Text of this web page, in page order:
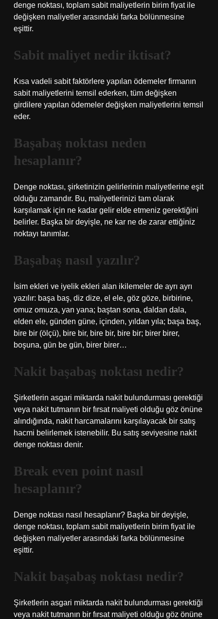
denge noktası, toplam sabit maliyetlerin birim fiyat ile
değişken maliyetler arasındaki farka bölünmesine
eşittir.
Sabit maliyet nedir iktisat?
Kısa vadeli sabit faktörlere yapılan ödemeler firmanın
sabit maliyetlerini temsil ederken, tüm değişken
girdilere yapılan ödemeler değişken maliyetlerini temsil
eder.
Başabaş noktası neden
hesaplanır?
Denge noktası, şirketinizin gelirlerinin maliyetlerine eşit
olduğu zamandır. Bu, maliyetlerinizi tam olarak
karşılamak için ne kadar gelir elde etmeniz gerektiğini
belirler. Başka bir deyişle, ne kar ne de zarar ettiğiniz
noktayı tanımlar.
Başabaş nasıl yazılır?
İsim ekleri ve iyelik ekleri alan ikilemeler de ayrı ayrı
yazılır: başa baş, diz dize, el ele, göz göze, birbirine,
omuz omuza, yan yana; baştan sona, daldan dala,
elden ele, günden güne, içinden, yıldan yıla; başa baş,
bire bir (ölçü), bire bir, bire bir, bire bir; birer birer,
boşuna, gün be gün, birer birer…
Nakit başabaş noktası nedir?
Şirketlerin asgari miktarda nakit bulundurması gerektiği
veya nakit tutmanın bir fırsat maliyeti olduğu göz önüne
alındığında, nakit harcamalarını karşılayacak bir satış
hacmi belirlemek istenebilir. Bu satış seviyesine nakit
denge noktası denir.
Break even point nasıl
hesaplanır?
Denge noktası nasıl hesaplanır? Başka bir deyişle,
denge noktası, toplam sabit maliyetlerin birim fiyat ile
değişken maliyetler arasındaki farka bölünmesine
eşittir.
Nakit başabaş noktası nedir?
Şirketlerin asgari miktarda nakit bulundurması gerektiği
veya nakit tutmanın bir fırsat maliyeti olduğu göz önüne